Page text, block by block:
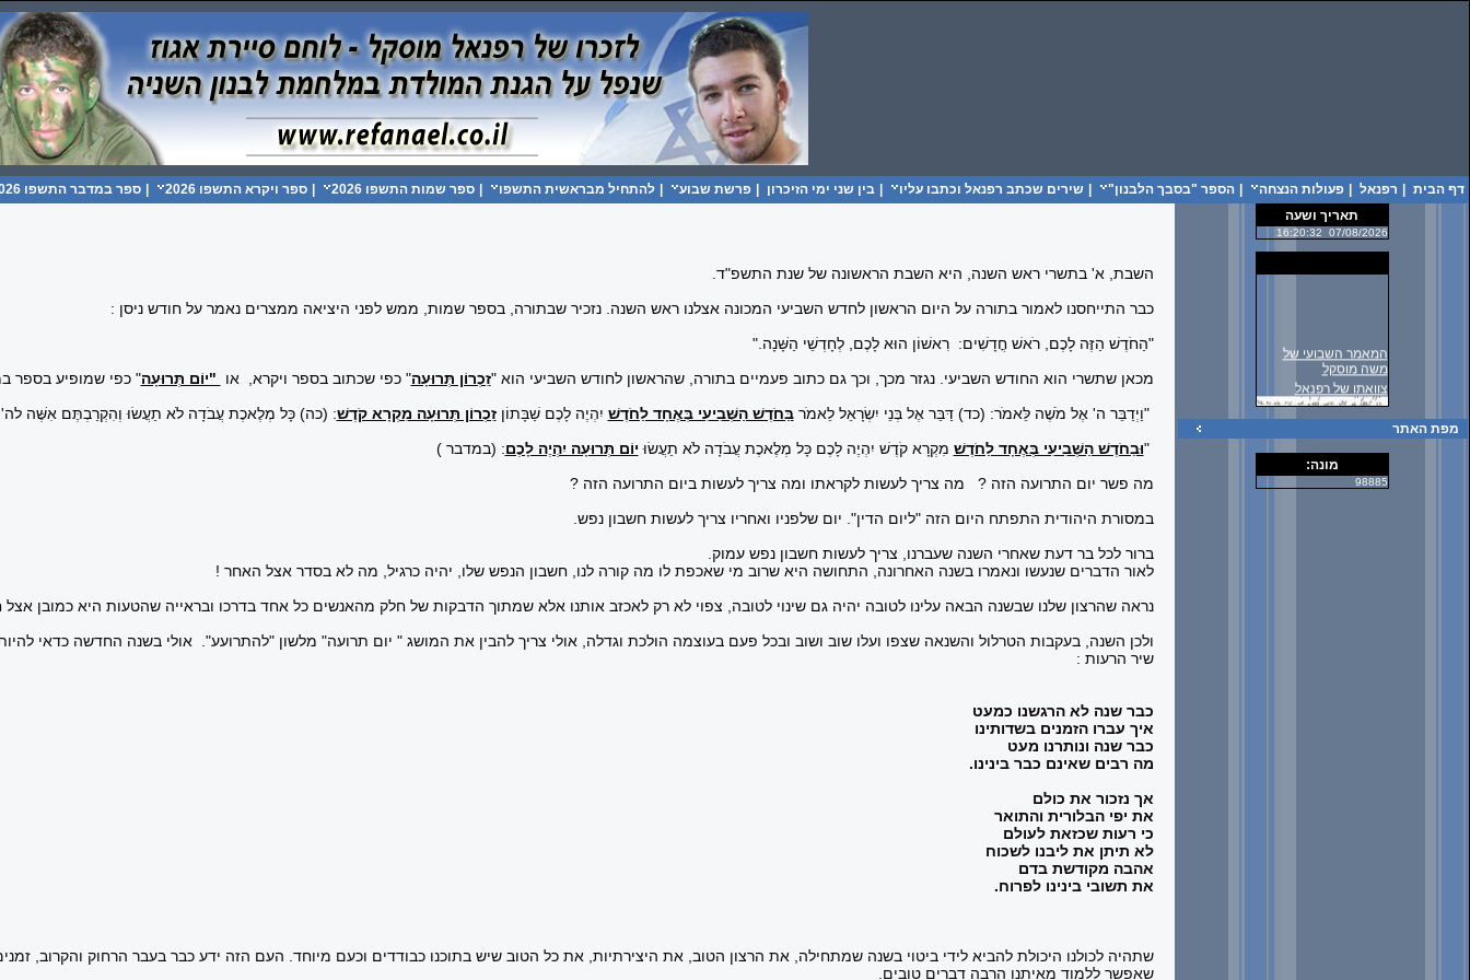
דף הבית רפנאל פעולות הנצחה הספר "בסבך הלבנון" שירים שכתב רפנאל וכתבו עליו בין שני ימי הזיכרון פרשת שבוע להתחיל מבראשית התשפו ספר שמות התשפו 2026 ספר ויקרא התשפו 2026
ספר במדבר התשפו 2026
תאריך ושעה
07/08/2026
16:20:32
המאמר השבועי של
משה מוסקל
צוואתו של רפנאל
מפת האתר
מונה:
98885
השבת, א' בתשרי ראש השנה, היא השבת הראשונה של שנת התשפ"ד.
כבר התייחסנו לאמור בתורה על היום הראשון לחדש השביעי המכונה אצלנו ראש השנה. נזכיר שבתורה, בספר שמות, ממש לפני היציאה ממצרים נאמר על חודש ניסן :
"הַחֹדֶשׁ הַזֶּה לָכֶם, רֹאשׁ חֳדָשִׁים: רִאשׁוֹן הוּא לָכֶם, לְחָדְשֵׁי הַשָּׁנָה .
"
מכאן שתשרי הוא החודש השביעי. נגזר מכך, וכך גם כתוב פעמיים בתורה, שהראשון לחודש השביעי הוא "זִכְרוֹן תְּרוּעָה" כפי שכתוב בספר ויקרא, או "יוֹם תְּרוּעָה" כפי שמופיע בספר
"וַיְדַבֵּר ה' אֶל מֹשֶׁה לֵּאמֹר: (כד) דַּבֵּר אֶל בְּנֵי יִשְׂרָאֵל לֵאמֹרבַּחֹדֶשׁ הַשְּׁבִיעִי בְּאֶחָד לַחֹדֶשׁ יִהְיֶה לָכֶם שַׁבָּתוֹןזִכְרוֹן תְּרוּעָה מִקְרָא קֹדֶשׁ: (כה) כָּל מְלֶאכֶת עֲבֹדָה לֹא תַעֲשׂוּ וְהִקְרַבְתֶּם אִשֶּׁה לה'
"וּבַחֹדֶשׁ הַשְּׁבִיעִי בְּאֶחָד לַחֹדֶשׁ מִקְרָא קֹדֶשׁ יִהְיֶה לָכֶם כָּל מְלֶאכֶת עֲבֹדָה לֹא תַעֲשׂוּ יוֹם תְּרוּעָה יִהְיֶה לָכֶם: (במדבר )
מה פשר יום התרועה הזה ? מה צריך לעשות לקראתו ומה צריך לעשות ביום התרועה הזה ?
במסורת היהודית התפתח היום הזה "ליום הדין". יום שלפניו ואחריו צריך לעשות חשבון נפש.
ברור לכל בר דעת שאחרי השנה שעברנו, צריך לעשות חשבון נפש עמוק.
לאור הדברים שנעשו ונאמרו בשנה האחרונה, התחושה היא שרוב מי שאכפת לו מה קורה לנו, חשבון הנפש שלו, יהיה כרגיל, מה לא בסדר אצל האחר !
נראה שהרצון שלנו שבשנה הבאה עלינו לטובה יהיה גם שינוי לטובה, צפוי לא רק לאכזב אותנו אלא שמתוך הדבקות של חלק מהאנשים כל אחד בדרכו ובראייה שהטעות היא כמובן אצל
ולכן השנה, בעקבות הטרלול והשנאה שצפו ועלו שוב ושוב ובכל פעם בעוצמה הולכת וגדלה, אולי צריך להבין את המושג " יום תרועה" מלשון "להתרועע". אולי בשנה החדשה כדאי
שיר הרעות :
כבר שנה לא הרגשנו כמעט
איך עברו הזמנים בשדותינו
כבר שנה ונותרנו מעט
מה רבים שאינם כבר בינינו.
אך נזכור את כולם
את יפי הבלורית והתואר
כי רעות שכזאת לעולם
לא תיתן את ליבנו לשכוח
אהבה מקודשת בדם
את תשובי בינינו לפרוח.
שתהיה לכולנו היכולת להביא לידי ביטוי בשנה שמתחילה, את הרצון הטוב, את היצירתיות, את כל הטוב שיש בתוכנו כבודדים וכעם מיוחד. העם הזה ידע כבר בעבר הרחוק והקרוב,
שאפשר ללמוד מאיתנו הרבה דברים טובים.